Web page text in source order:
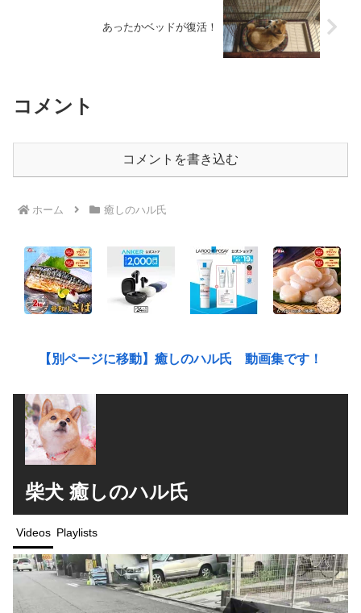
あったかベッドが復活！
コメント
コメントを書き込む
ホーム 癒しのハル氏
【別ページに移動】癒しのハル氏 動画集です！
柴犬 癒しのハル氏
Videos Playlists